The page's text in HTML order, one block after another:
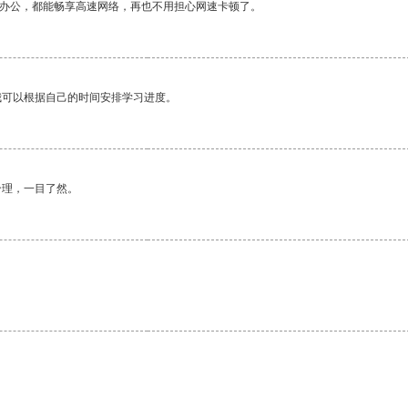
，都能畅享高速网络，再也不用担心网速卡顿了。
以根据自己的时间安排学习进度。
，一目了然。